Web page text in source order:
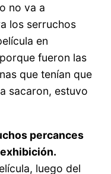
no va a
los serruchos
en
fueron las
que tenían que
sacaron, estuvo
percances
luego del